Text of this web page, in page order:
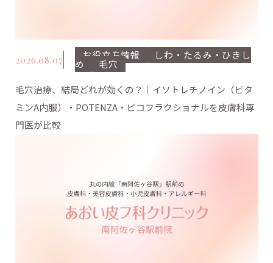
2026.08.07 お役立ち情報 しわ・たるみ・ひきし
め
毛穴
毛穴治療、結局どれが効くの？｜イソトレチノイン（ビタ
ミンA内服）・POTENZA・ピコフラクショナルを皮膚科専
門医が比較